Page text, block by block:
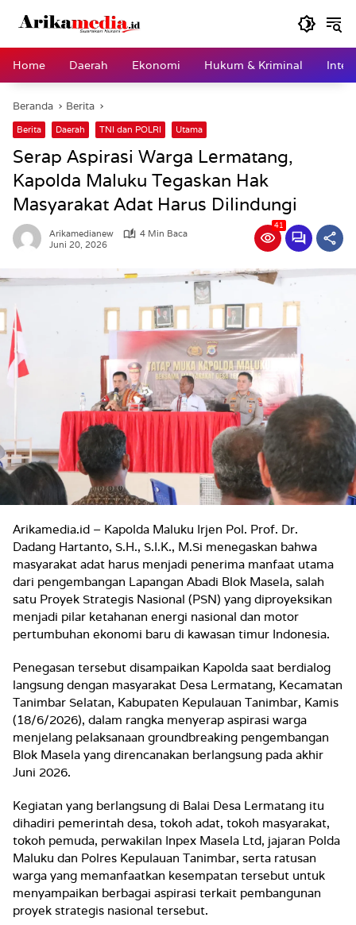
Home
Daerah Ekonomi Hukum & Kriminal
Beranda Berita
Berita Daerah TNI dan POLRI Utama
Serap Aspirasi Warga Lermatang,
Kapolda Maluku Tegaskan Hak
Masyarakat Adat Harus Dilindungi
Arikamedianew
4 Min Baca
Juni 20, 2026
41
Arikamedia.id – Kapolda Maluku Irjen Pol. Prof. Dr.
Dadang Hartanto, S.H., S.I.K., M.Si menegaskan bahwa
masyarakat adat harus menjadi penerima manfaat utama
dari pengembangan Lapangan Abadi Blok Masela, salah
satu Proyek Strategis Nasional (PSN) yang diproyeksikan
menjadi pilar ketahanan energi nasional dan motor
pertumbuhan ekonomi baru di kawasan timur Indonesia.
Penegasan tersebut disampaikan Kapolda saat berdialog
langsung dengan masyarakat Desa Lermatang, Kecamatan
Tanimbar Selatan, Kabupaten Kepulauan Tanimbar, Kamis
(18/6/2026), dalam rangka menyerap aspirasi warga
menjelang pelaksanaan groundbreaking pengembangan
Blok Masela yang direncanakan berlangsung pada akhir
Juni 2026.
Kegiatan yang berlangsung di Balai Desa Lermatang itu
dihadiri pemerintah desa, tokoh adat, tokoh masyarakat,
tokoh pemuda, perwakilan Inpex Masela Ltd, jajaran Polda
Maluku dan Polres Kepulauan Tanimbar, serta ratusan
warga yang memanfaatkan kesempatan tersebut untuk
menyampaikan berbagai aspirasi terkait pembangunan
proyek strategis nasional tersebut.